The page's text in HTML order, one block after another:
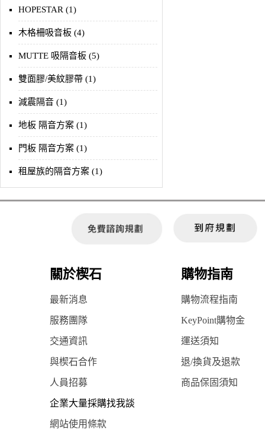
HOPESTAR (1)
木格柵吸音板 (4)
MUTTE 吸隔音板 (5)
雙面膠/美紋膠帶 (1)
減震隔音 (1)
地板 隔音方案 (1)
門板 隔音方案 (1)
租屋族的隔音方案 (1)
關於楔石 購物指南
最新消息 購物流程指南
服務團隊 KeyPoint購物金
交通資訊 運送須知
與楔石合作 退/換貨及退款
人員招募 商品保固須知
企業大量採購找我談
網站使用條款